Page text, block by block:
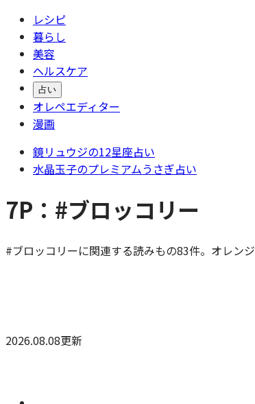
レシピ
暮らし
美容
ヘルスケア
占い
オレペエディター
漫画
鏡リュウジの12星座占い
水晶玉子のプレミアムうさぎ占い
7P：#ブロッコリー
#ブロッコリーに関連する読みもの83件。オレン
2026.08.08更新